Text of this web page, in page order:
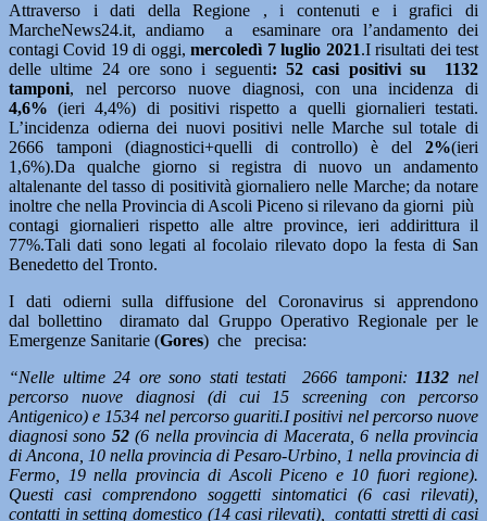
Attraverso i dati della Regione , i contenuti e i grafici di
MarcheNews24.it, andiamo a esaminare ora l’andamento dei
contagi Covid 19 di oggi,mercoledì 7 luglio 2021.I risultati dei test
delle ultime 24 ore sono i seguenti: 52casi positivi su 1132
tamponi, nel percorso nuove diagnosi, con una incidenza di
4,6% (ieri 4,4%) di positivi rispetto a quelli giornalieri testati.
L’incidenza odierna dei nuovi positivi nelle Marche sul totale di
2666 tamponi (diagnostici+quelli di controllo) è del 2%(ieri
1,6%).Da qualche giorno si registra di nuovo un andamento
altalenante del tasso di positività giornaliero nelle Marche; da notare
inoltre che nella Provincia di Ascoli Piceno si rilevano da giorni più
contagi giornalieri rispetto alle altre province, ieri addirittura il
77%.Tali dati sono legati al focolaio rilevato dopo la festa di San
Benedetto del Tronto.
I dati odierni sulla diffusione del Coronavirus si apprendono
dal bollettino diramato dal Gruppo Operativo Regionale per le
Emergenze Sanitarie (Gores) che precisa:
“Nelle ultime 24 ore sono stati testati 2666 tamponi: 1132 nel
percorso nuove diagnosi (di cui 15 screening con percorso
Antigenico) e 1534 nel percorso guariti.I positivi nel percorso nuove
diagnosi sono 52(6 nella provincia di Macerata, 6 nella provincia
di Ancona, 10 nella provincia di Pesaro-Urbino, 1 nella provincia di
Fermo, 19 nella provincia di Ascoli Piceno e 10 fuori regione).
Questi casi comprendono soggetti sintomatici (6 casi rilevati),
contatti in setting domestico (14 casi rilevati), contatti stretti di casi